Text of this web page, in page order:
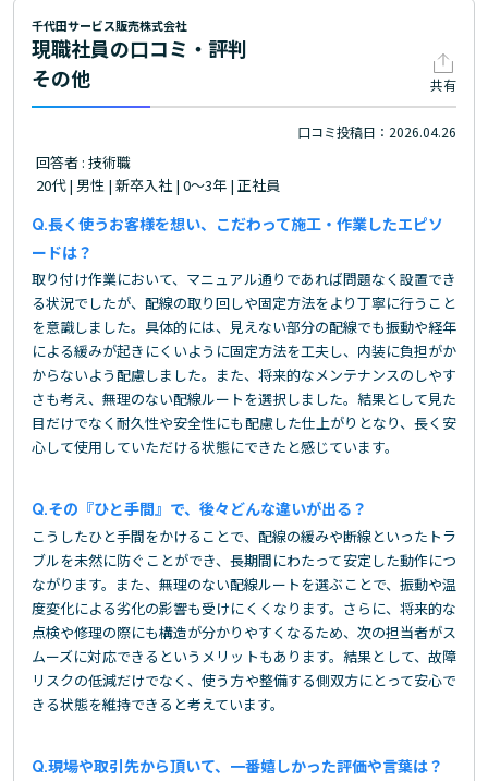
千代田サービス販売株式会社
現職社員の口コミ・評判
その他
共有
口コミ投稿日：2026.04.26
回答者 : 技術職
20代 | 男性 | 新卒入社 | 0～3年 | 正社員
長く使うお客様を想い、こだわって施工・作業したエピソ
ードは？
取り付け作業において、マニュアル通りであれば問題なく設置でき
る状況でしたが、配線の取り回しや固定方法をより丁寧に行うこと
を意識しました。具体的には、見えない部分の配線でも振動や経年
による緩みが起きにくいように固定方法を工夫し、内装に負担がか
からないよう配慮しました。また、将来的なメンテナンスのしやす
さも考え、無理のない配線ルートを選択しました。結果として見た
目だけでなく耐久性や安全性にも配慮した仕上がりとなり、長く安
心して使用していただける状態にできたと感じています。
その『ひと手間』で、後々どんな違いが出る？
こうしたひと手間をかけることで、配線の緩みや断線といったトラ
ブルを未然に防ぐことができ、長期間にわたって安定した動作につ
ながります。また、無理のない配線ルートを選ぶことで、振動や温
度変化による劣化の影響も受けにくくなります。さらに、将来的な
点検や修理の際にも構造が分かりやすくなるため、次の担当者がス
ムーズに対応できるというメリットもあります。結果として、故障
リスクの低減だけでなく、使う方や整備する側双方にとって安心で
きる状態を維持できると考えています。
現場や取引先から頂いて、一番嬉しかった評価や言葉は？